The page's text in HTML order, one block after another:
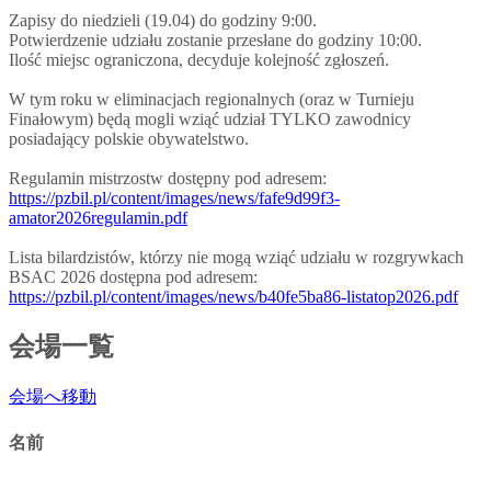
Zapisy do niedzieli (19.04) do godziny 9:00.
Potwierdzenie udziału zostanie przesłane do godziny 10:00.
Ilość miejsc ograniczona, decyduje kolejność zgłoszeń.
W tym roku w eliminacjach regionalnych (oraz w Turnieju
Finałowym) będą mogli wziąć udział TYLKO zawodnicy
posiadający polskie obywatelstwo.
Regulamin mistrzostw dostępny pod adresem:
https://pzbil.pl/content/images/news/fafe9d99f3-
amator2026regulamin.pdf
Lista bilardzistów, którzy nie mogą wziąć udziału w rozgrywkach
BSAC 2026 dostępna pod adresem:
https://pzbil.pl/content/images/news/b40fe5ba86-listatop2026.pdf
会場一覧
会場へ移動
名前